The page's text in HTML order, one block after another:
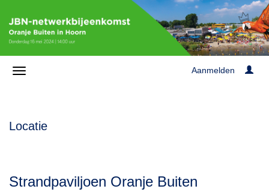
Aanmelden
Locatie
Strandpaviljoen Oranje Buiten